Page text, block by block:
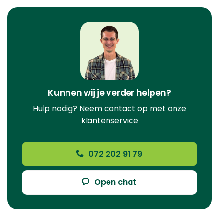
Kunnen wij je verder helpen?
Hulp nodig? Neem contact op met onze
klantenservice
072 202 91 79
Open chat